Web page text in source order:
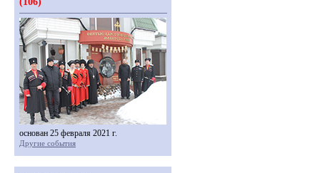
основан 25 февраля 2021 г.
Другие события